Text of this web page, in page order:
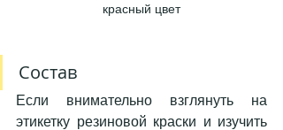
красный цвет
Состав
Если внимательно взглянуть на
этикетку резиновой краски и изучить